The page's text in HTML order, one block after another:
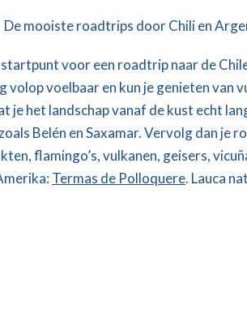
voor een roadtrip naar de
volop voelbaar en kun je genieten
je het landschap vanaf de kust echt
Belén en Saxamar. Vervolg dan je
flamingo’s, vulkanen, geisers,
Termas de Polloquere. Lauca